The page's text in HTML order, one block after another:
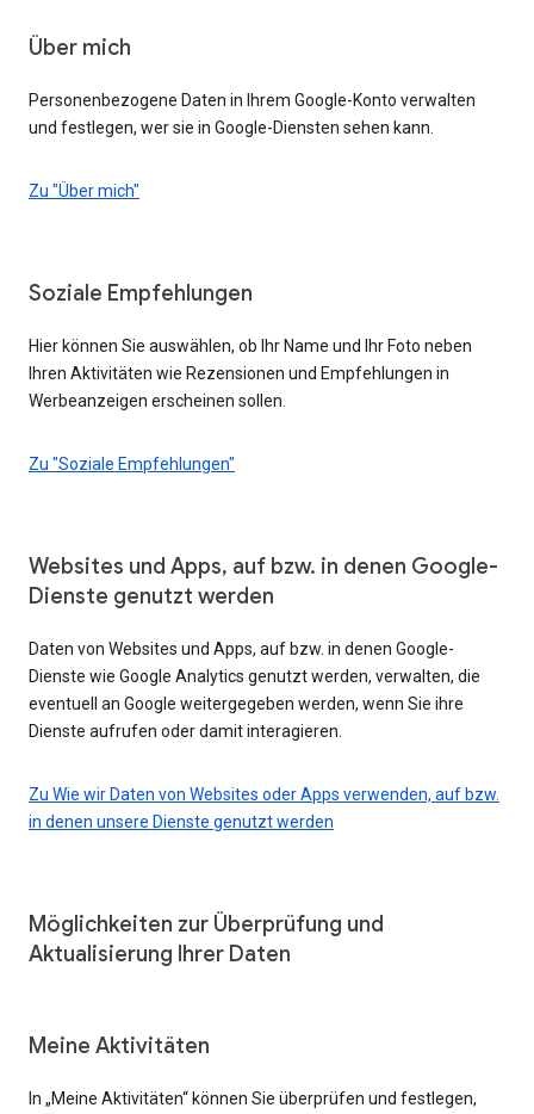
Über mich
Personenbezogene Daten in Ihrem Google-Konto verwalten
und festlegen, wer sie in Google-Diensten sehen kann.
Zu "Über mich"
Soziale Empfehlungen
Hier können Sie auswählen, ob Ihr Name und Ihr Foto neben
Ihren Aktivitäten wie Rezensionen und Empfehlungen in
Werbeanzeigen erscheinen sollen.
Zu "Soziale Empfehlungen"
Websites und Apps, auf bzw. in denen Google-
Dienste genutzt werden
Daten von Websites und Apps, auf bzw. in denen Google-
Dienste wie Google Analytics genutzt werden, verwalten, die
eventuell an Google weitergegeben werden, wenn Sie ihre
Dienste aufrufen oder damit interagieren.
Zu Wie wir Daten von Websites oder Apps verwenden, auf bzw.
in denen unsere Dienste genutzt werden
Möglichkeiten zur Überprüfung und
Aktualisierung Ihrer Daten
Meine Aktivitäten
In „Meine Aktivitäten“ können Sie überprüfen und festlegen,